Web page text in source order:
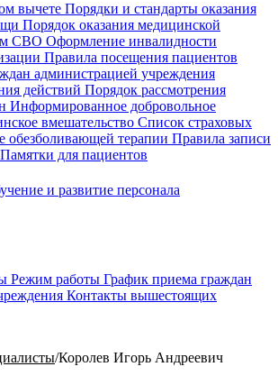
вычете Порядки и стандарты оказания
Порядок оказания медицинской
СВО Оформление инвалидности
Правила посещения пациентов
администрацией учреждения
действий Порядок рассмотрения
Информированное добровольное
вмешательство Список страховых
обезболивающей терапии Правила записи
Памятки для пациентов
и развитие персонала
Режим работы График приема граждан
Контакты вышестоящих
/Королев Игорь Андреевич